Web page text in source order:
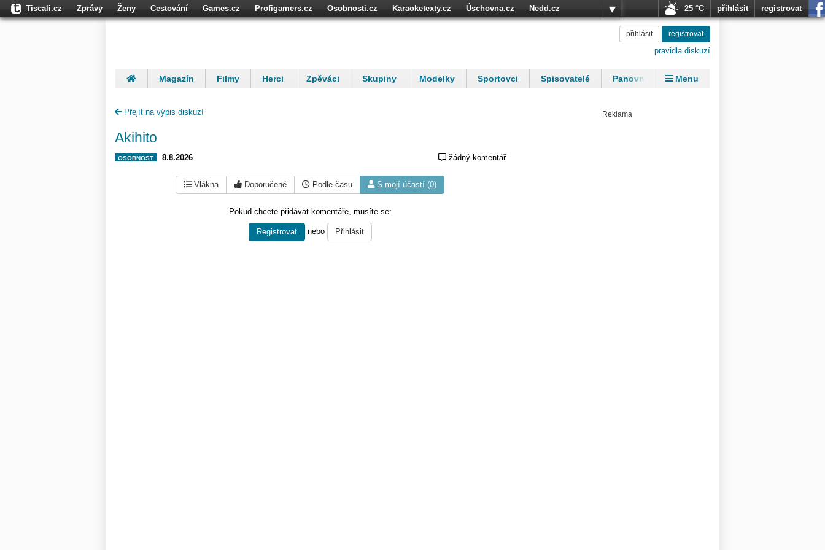
Tiscali.cz Zprávy Ženy Cestování Games.cz Profigamers.cz Osobnosti.cz Karaoketexty.cz Úschovna.cz
Nedd.cz
25 °C přihlásit registrovat
přihlásit registrovat
pravidla diskuzí
Magazín Filmy Herci Zpěváci Skupiny Modelky Sportovci Spisovatelé
Panovníci
Menu
Přejít na výpis diskuzí
Akihito
OSOBNOST 8.8.2026 žádný komentář
Vlákna Doporučené Podle času S mojí účastí (0)
Pokud chcete přidávat komentáře, musíte se:
Registrovat nebo Přihlásit